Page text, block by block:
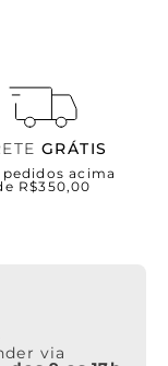
GRÁTIS
pedidos acima
R$350,00
via